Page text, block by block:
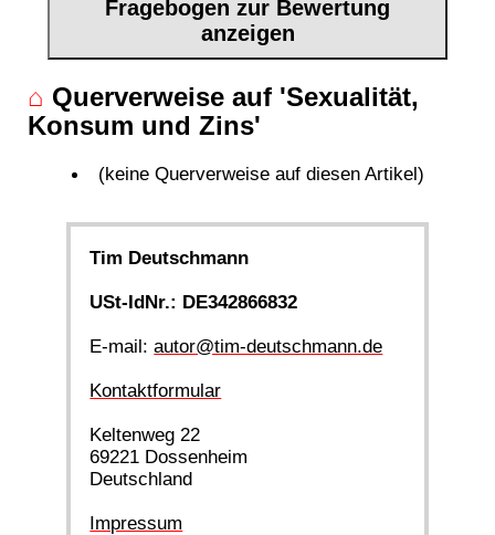
Fragebogen zur Bewertung
anzeigen
⌂ Querverweise auf 'Sexualität,
Konsum und Zins'
(keine Querverweise auf diesen Artikel)
Tim Deutschmann
USt-IdNr.: DE342866832
E-mail:autor@tim-deutschmann.de
Kontaktformular
Keltenweg 22
69221 Dossenheim
Deutschland
Impressum